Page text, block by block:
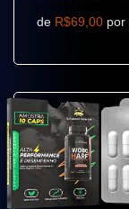
de R$69,00 por